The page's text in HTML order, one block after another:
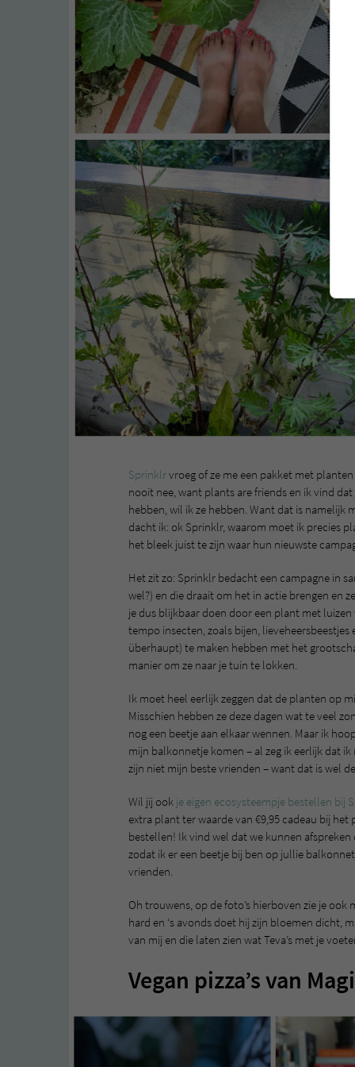
Sprinklrvroeg of ze me een pakket met
nooit nee, want plants are friends en ik vind
hebben, wil ik ze hebben. Want dat is namelijk
dacht ik: ok Sprinklr, waarom moet ik precies
het bleek juist te zijn waar hun nieuwste
Het zit zo: Sprinklr bedacht een campagne in
wel?) en die draait om het in actie brengen en
je dus blijkbaar doen door een plant met
tempo insecten, zoals bijen,
überhaupt) te maken hebben met het
manier om ze naar je tuin te lokken.
Ik moet heel eerlijk zeggen dat de planten op
Misschien hebben ze deze dagen wat te veel
nog een beetje aan elkaar wennen. Maar ik
mijn balkonnetje komen – al zeg ik eerlijk dat
zijn niet mijn beste vrienden – want dat is wel
Wil jij ook je eigen ecosysteempje bestellen bij
extra plant ter waarde van €9,95 cadeau bij
bestellen! Ik vind wel dat we kunnen
zodat ik er een beetje bij ben op jullie
vrienden.
Oh trouwens, op de foto’s hierboven zie je
hard en ‘s avonds doet hij zijn bloemen dicht,
van mij en die laten zien wat Teva’s met je
Vegan pizza’s van